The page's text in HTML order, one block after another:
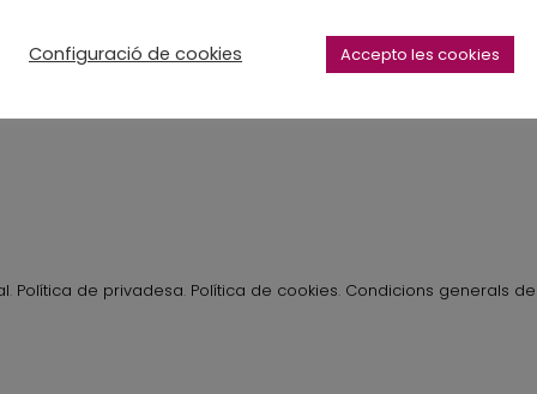
. Política de privadesa. Política de cookies. Condicions generals
Configuració de cookies Accepto les cookies